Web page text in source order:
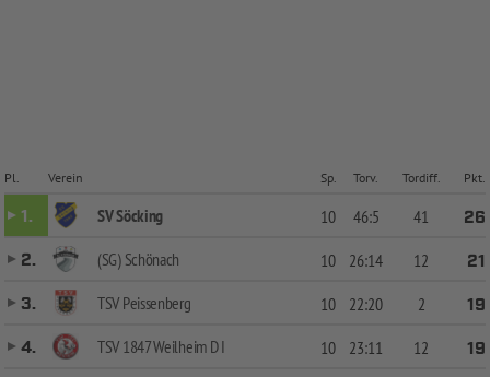
Pl. Verein Sp. Torv. Tordiff. Pkt.
1. SV Söcking 10 46:5 41
26
2.
(SG) Schönach 10 26:14 12
21
3.
TSV Peissenberg 10 22:20 2
19
4.
TSV 1847 Weilheim D I 10 23:11 12
19